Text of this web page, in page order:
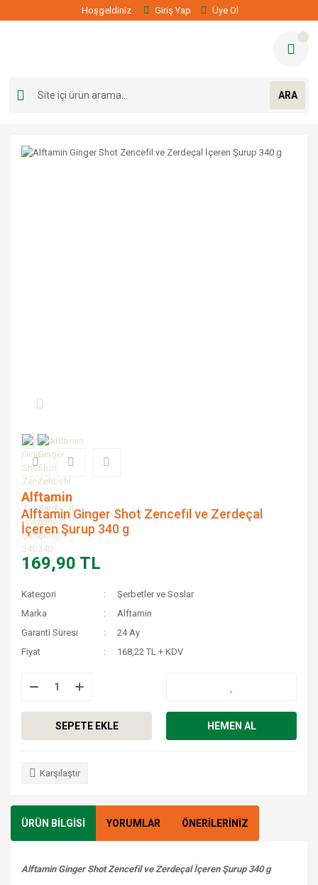
Hoşgeldiniz Giriş Yap Üye Ol
ARA
Alftamin
Alftamin Ginger Shot Zencefil ve Zerdeçal
İçeren Şurup 340 g
169,90 TL
Kategori
Şerbetler ve Soslar
Marka
Alftamin
Garanti Süresi
24 Ay
Fiyat
168,22 TL + KDV
SEPETE EKLE HEMEN AL
Karşılaştır
ÜRÜN BİLGİSİ YORUMLAR ÖNERİLERİNİZ
Alftamin Ginger Shot Zencefil ve Zerdeçal İçeren Şurup 340 g